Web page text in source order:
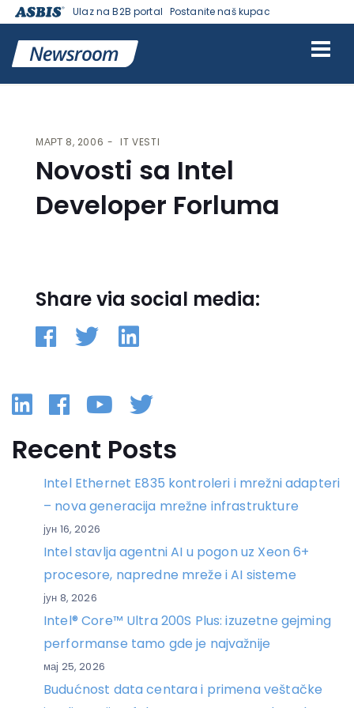
Ulaz na B2B portal Postanite naš kupac
МАРТ 8, 2006 IT VESTI
Novosti sa Intel
Developer Forluma
Share via social media:
Linkedin
Facebook
YouTube
Twitter
Recent Posts
Intel Ethernet E835 kontroleri i mrežni adapteri
– nova generacija mrežne infrastrukture
јун 16, 2026
Intel stavlja agentni AI u pogon uz Xeon 6+
procesore, napredne mreže i AI sisteme
јун 8, 2026
Intel® Core™ Ultra 200S Plus: izuzetne gejming
performanse tamo gde je najvažnije
мај 25, 2026
Budućnost data centara i primena veštačke